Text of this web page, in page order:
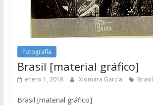
Fotografía
Brasil [material gráfico]
enero 1, 2018 Xiomara García Brasil
Brasil [material gráfico]